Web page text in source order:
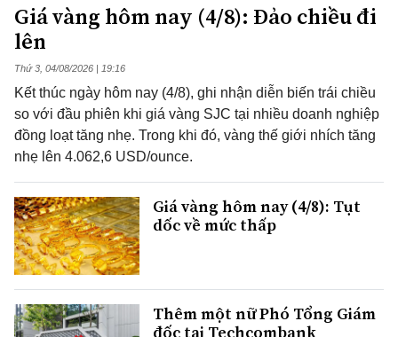
Giá vàng hôm nay (4/8): Đảo chiều đi
lên
Thứ 3, 04/08/2026 | 19:16
Kết thúc ngày hôm nay (4/8), ghi nhận diễn biến trái chiều
so với đầu phiên khi giá vàng SJC tại nhiều doanh nghiệp
đồng loạt tăng nhẹ. Trong khi đó, vàng thế giới nhích tăng
nhẹ lên 4.062,6 USD/ounce.
Giá vàng hôm nay (4/8): Tụt
dốc về mức thấp
Thêm một nữ Phó Tổng Giám
đốc tại Techcombank